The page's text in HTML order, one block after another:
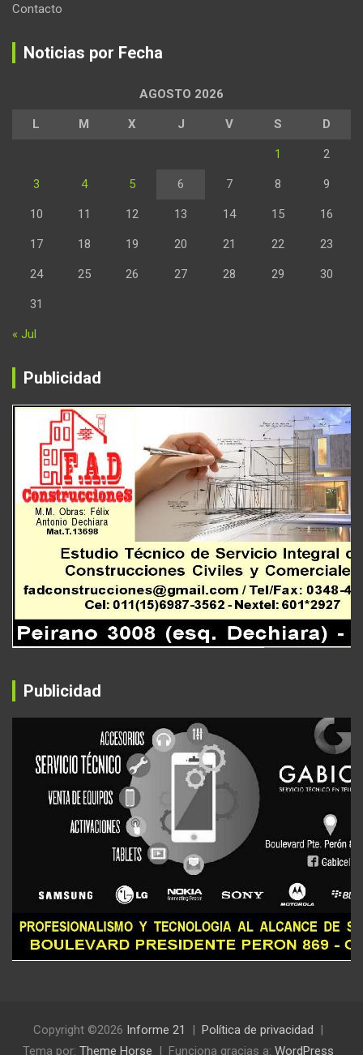
Contacto
Noticias por Fecha
AGOSTO 2026
L M X J V S D
1 2
3 4 5 6 7 8 9
10 11 12 13 14 15 16
17 18 19 20 21 22 23
24 25 26 27 28 29 30
31
« Jul
Publicidad
Publicidad
Copyright ©2026 Informe 21
Política de privacidad
Tema por: Theme Horse Funciona gracias a: WordPress